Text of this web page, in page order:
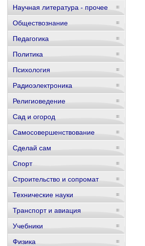
Научная литература - прочее
Обществознание
Педагогика
Политика
Психология
Радиоэлектроника
Религиоведение
Сад и огород
Самосовершенствование
Сделай сам
Спорт
Строительство и сопромат
Технические науки
Транспорт и авиация
Учебники
Физика